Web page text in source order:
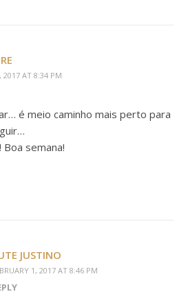
2017 AT 8:34 PM
é meio caminho mais perto para
Boa semana!
JUSTINO
1, 2017 AT 8:46 PM